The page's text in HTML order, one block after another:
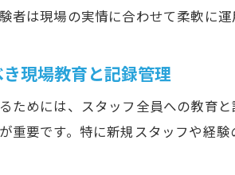
者は現場の実情に合わせて柔軟に運
現場教育と記録管理
ためには、スタッフ全員への教育
重要です。特に新規スタッフや経